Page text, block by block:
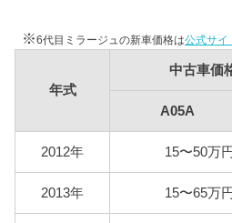
A05A
※6代目ミラージュの新車価格は公式サイ
年式
中古車価
A05A
2012年 15〜50万円
2013年 15〜65万円